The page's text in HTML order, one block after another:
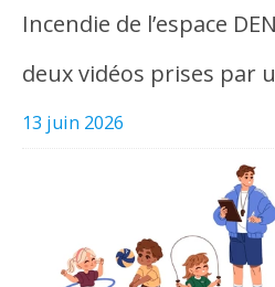
Incendie de l’espace
deux vidéos prises par
13 juin 2026